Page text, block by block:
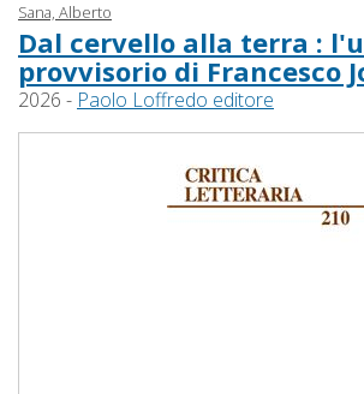
Sana, Alberto
Dal cervello alla terra :
provvisorio di Francesco
2026 - Paolo Loffredo editore